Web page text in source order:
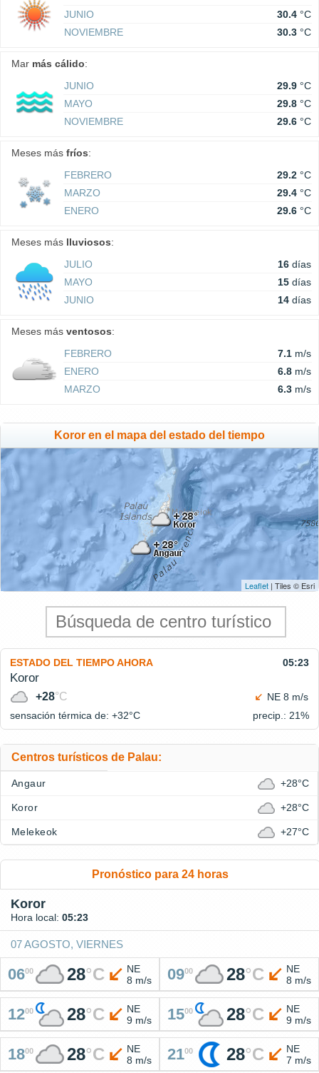
JUNIO
30.4 °C
NOVIEMBRE
30.3 °C
Mar más cálido:
JUNIO
29.9 °C
MAYO
29.8 °C
NOVIEMBRE
29.6 °C
Meses más fríos:
FEBRERO
29.2 °C
MARZO
29.4 °C
ENERO
29.6 °C
Meses más lluviosos:
JULIO
16 días
MAYO
15 días
JUNIO
14 días
Meses más ventosos:
FEBRERO
7.1 m/s
ENERO
6.8 m/s
MARZO
6.3 m/s
Koror en el mapa del estado del tiempo
Leaflet | Tiles © Esri
ESTADO DEL TIEMPO AHORA 05:23
Koror
+28°C
NE 8 m/s
sensación térmica de: +32°C precip.: 21%
Centros turísticos de Palau:
Angaur +28°C
Koror +28°C
Melekeok +27°C
Pronóstico para 24 horas
Koror
Hora local: 05:23
07 AGOSTO, VIERNES
0600 28°C
NE
8 m/s
0900 28°C
NE
8 m/s
1200 28°C
NE
9 m/s
1500 28°C
NE
9 m/s
1800 28°C
NE
8 m/s
2100 28°C
NE
7 m/s